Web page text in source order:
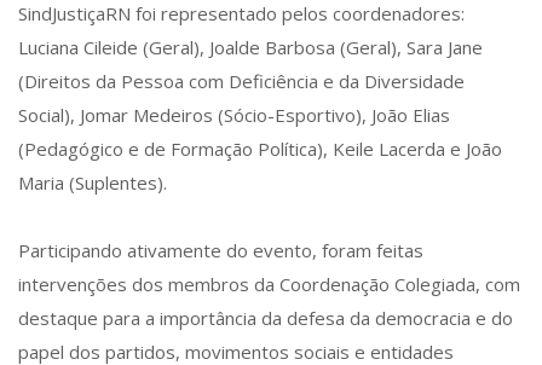
SindJustiçaRN foi representado pelos coordenadores:
Luciana Cileide (Geral), Joalde Barbosa (Geral), Sara Jane
(Direitos da Pessoa com Deficiência e da Diversidade
Social), Jomar Medeiros (Sócio-Esportivo), João Elias
(Pedagógico e de Formação Política), Keile Lacerda e João
Maria (Suplentes).
Participando ativamente do evento, foram feitas
intervenções dos membros da Coordenação Colegiada, com
destaque para a importância da defesa da democracia e do
papel dos partidos, movimentos sociais e entidades